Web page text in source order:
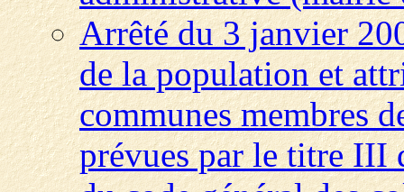
Arrêté du 3 janvier
de la population et
communes membres
prévues par le titre III